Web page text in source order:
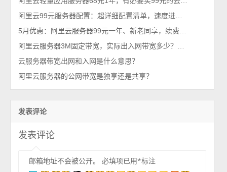
云服务器带宽出网和入网是什么意思？
阿里云服务器的公网带宽是独享还是共享？
发表评论
发表评论
邮箱地址不会被公开。 必填项已用*标注